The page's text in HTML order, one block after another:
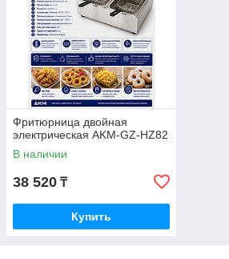
Фритюрница двойная
электрическая AKM-GZ-HZ82
В наличии
38 520 ₸
Купить